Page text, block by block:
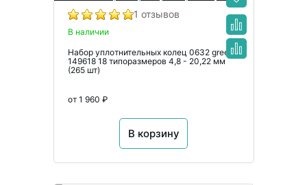
1 отзывов
В наличии
Набор уплотнительных колец 0632 green
149618 18 типоразмеров 4,8 - 20,22 мм
(265 шт)
от 1 960 ₽
В корзину